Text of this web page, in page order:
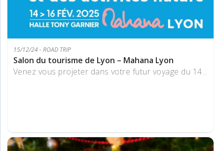
15/12/24 - ROAD TRIP
Salon du tourisme de Lyon – Mahana Lyon
Venez vous projeter dans votre futur voyage du 14...